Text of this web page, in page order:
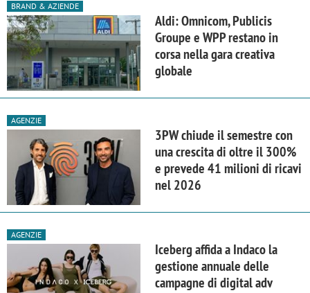
BRAND & AZIENDE
Aldi: Omnicom, Publicis
Groupe e WPP restano in
corsa nella gara creativa
globale
AGENZIE
3PW chiude il semestre con
una crescita di oltre il 300%
e prevede 41 milioni di ricavi
nel 2026
AGENZIE
Iceberg affida a Indaco la
gestione annuale delle
campagne di digital adv